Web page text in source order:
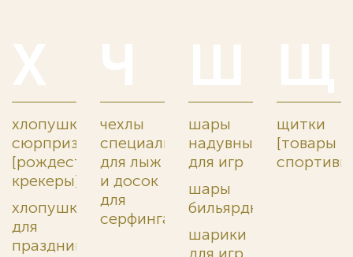
хлопушки-
сюрпризы
[рождественские
крекеры]
хлопушки
для
праздников
чехлы
специальные
для лыж
и досок
для
серфинга
шары
надувные
для игр
шары
бильярдные
шарики
для игр
щитки
[товары